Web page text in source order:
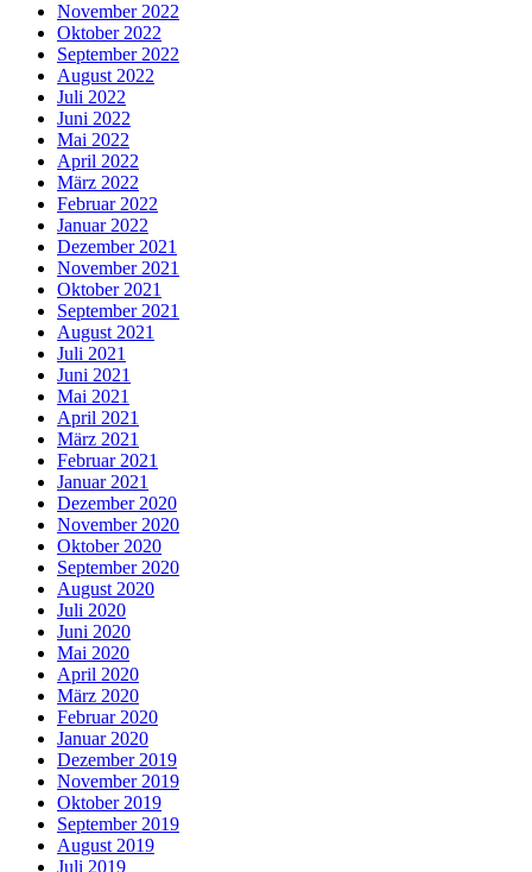
November 2022
Oktober 2022
September 2022
August 2022
Juli 2022
Juni 2022
Mai 2022
April 2022
März 2022
Februar 2022
Januar 2022
Dezember 2021
November 2021
Oktober 2021
September 2021
August 2021
Juli 2021
Juni 2021
Mai 2021
April 2021
März 2021
Februar 2021
Januar 2021
Dezember 2020
November 2020
Oktober 2020
September 2020
August 2020
Juli 2020
Juni 2020
Mai 2020
April 2020
März 2020
Februar 2020
Januar 2020
Dezember 2019
November 2019
Oktober 2019
September 2019
August 2019
Juli 2019